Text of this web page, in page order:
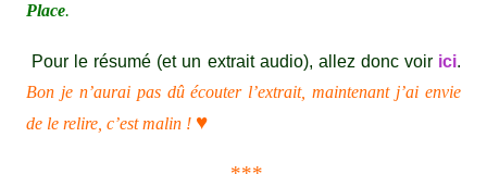
Place.
Pour le résumé (et un extrait audio), allez donc voir ici.
Bon je n’aurai pas dû écouter l’extrait, maintenant j’ai envie
de le relire, c’est malin ! ♥
***